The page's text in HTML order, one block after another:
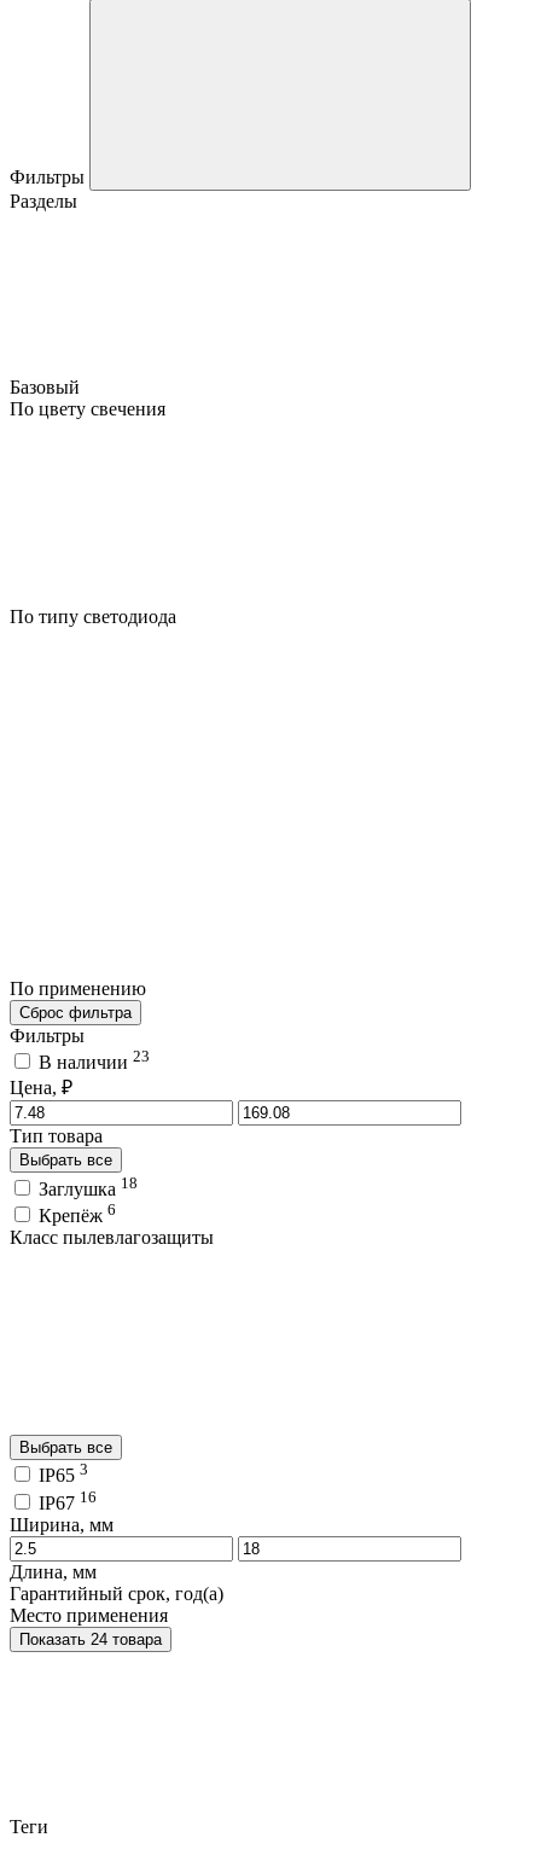
Фильтры
Разделы
Базовый
По цвету свечения
По типу светодиода
По применению
Сброс фильтра
Фильтры
В наличии 23
Цена, ₽
Тип товара
Выбрать все
Заглушка 18
Крепёж 6
Класс пылевлагозащиты
Выбрать все
IP65 3
IP67 16
Ширина, мм
Длина, мм
Гарантийный срок, год(а)
Место применения
Показать 24 товара
Теги